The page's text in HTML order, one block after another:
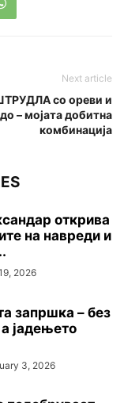
Next article
со ореви и
– мојата добитна
комбинација
открива
на навреди и
2026
запршка – без
јадењето
3, 2026